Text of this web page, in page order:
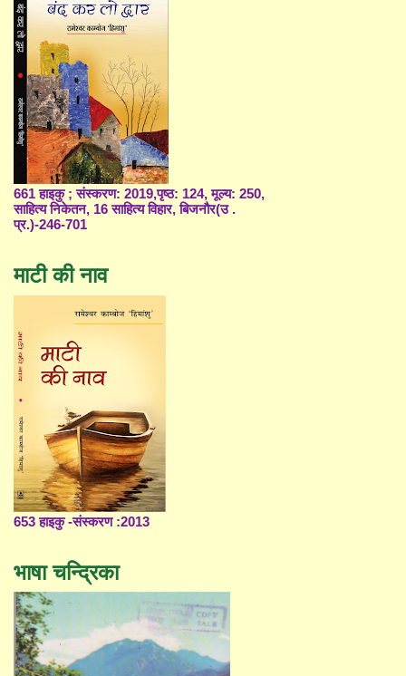
661 हाइकु ; संस्करण: 2019,पृष्ठ: 124, मूल्य: 250,
साहित्य निकेतन, 16 साहित्य विहार, बिजनौर(उ .
प्र.)-246-701
माटी की नाव
653 हाइकु -संस्करण :2013
भाषा चन्द्रिका